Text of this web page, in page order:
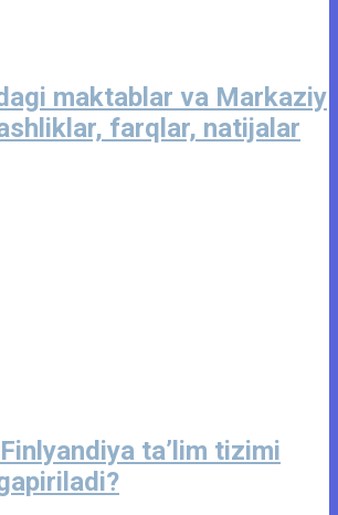
maktablar va Markaziy
farqlar, natijalar
ta’lim tizimi